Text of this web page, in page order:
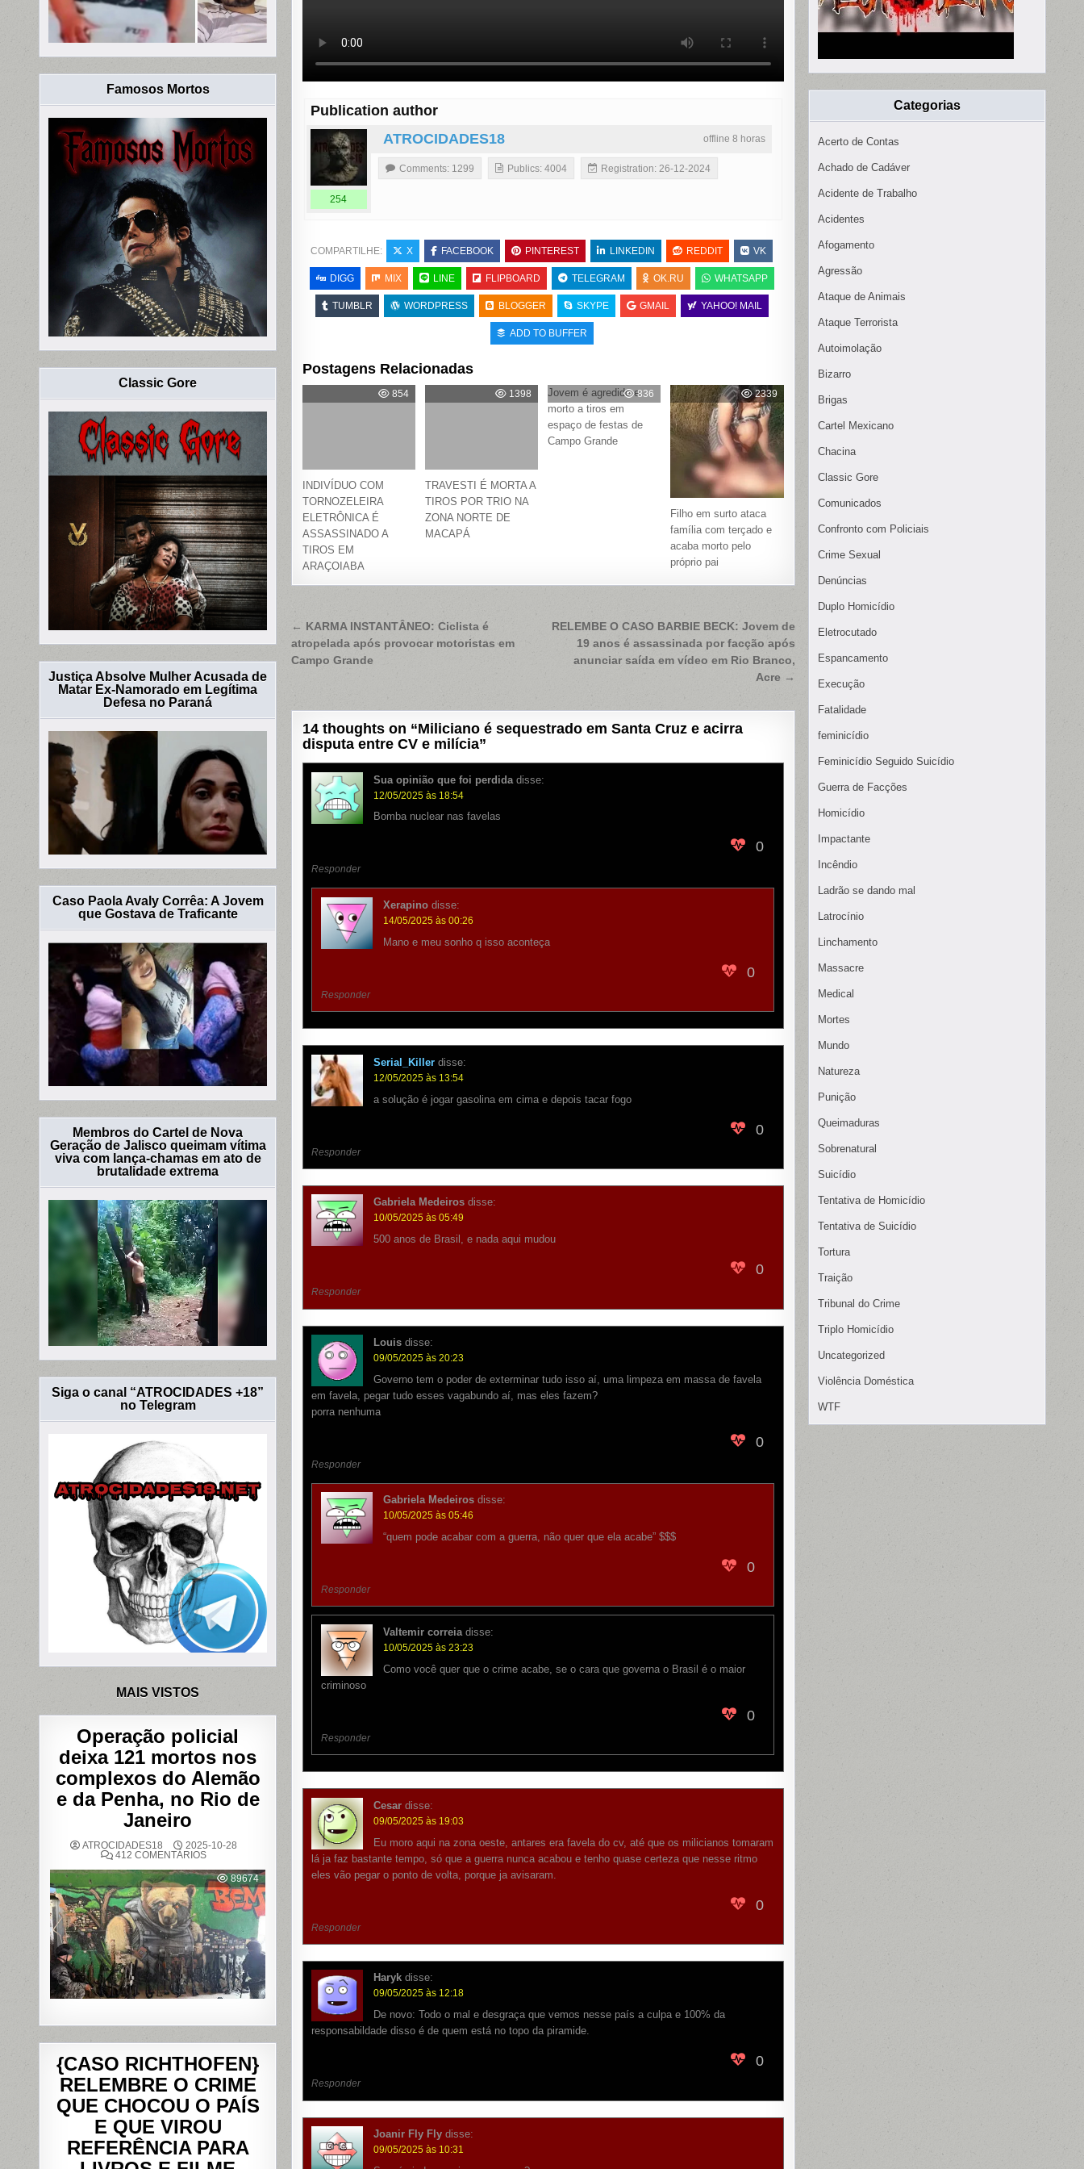
Publication author
offline 8 horas
ATROCIDADES18
254
Comments: 1299 Publics: 4004 Registration: 26-12-2024
COMPARTILHE: X FACEBOOK PINTEREST LINKEDIN REDDIT VK
DIGG MIX LINE FLIPBOARD TELEGRAM OK.RU WHATSAPP
TUMBLR WORDPRESS BLOGGER SKYPE GMAIL YAHOO! MAIL
ADD TO BUFFER
Postagens Relacionadas
854
INDIVÍDUO COM
TORNOZELEIRA
ELETRÔNICA É
ASSASSINADO A
TIROS EM
ARAÇOIABA
1398
TRAVESTI É MORTA A
TIROS POR TRIO NA
ZONA NORTE DE
MACAPÁ
836
Jovem é agredido e
morto a tiros em
espaço de festas de
Campo Grande
2339
Filho em surto ataca
família com terçado e
acaba morto pelo
próprio pai
Navegação
de
Post
RELEMBE O CASO BARBIE BECK: Jovem de
19 anos é assassinada por facção após
anunciar saída em vídeo em Rio Branco,
Acre →
← KARMA INSTANTÂNEO: Ciclista é
atropelada após provocar motoristas em
Campo Grande
14 thoughts on “Miliciano é sequestrado em Santa Cruz e acirra
disputa entre CV e milícia”
Sua opinião que foi perdida disse:
12/05/2025 às 18:54
Bomba nuclear nas favelas
0
Responder
Xerapino disse:
14/05/2025 às 00:26
Mano e meu sonho q isso aconteça
0
Responder
Serial_Killer disse:
12/05/2025 às 13:54
a solução é jogar gasolina em cima e depois tacar fogo
0
Responder
Gabriela Medeiros disse:
10/05/2025 às 05:49
500 anos de Brasil, e nada aqui mudou
0
Responder
Louis disse:
09/05/2025 às 20:23
Governo tem o poder de exterminar tudo isso aí, uma limpeza em massa de favela
em favela, pegar tudo esses vagabundo aí, mas eles fazem?
porra nenhuma
0
Responder
Gabriela Medeiros disse:
10/05/2025 às 05:46
“quem pode acabar com a guerra, não quer que ela acabe” $$$
0
Responder
Valtemir correia disse:
10/05/2025 às 23:23
Como você quer que o crime acabe, se o cara que governa o Brasil é o maior
criminoso
0
Responder
Cesar disse:
09/05/2025 às 19:03
Eu moro aqui na zona oeste, antares era favela do cv, até que os milicianos tomaram
lá ja faz bastante tempo, só que a guerra nunca acabou e tenho quase certeza que nesse ritmo
eles vão pegar o ponto de volta, porque ja avisaram.
0
Responder
Haryk disse:
09/05/2025 às 12:18
De novo: Todo o mal e desgraça que vemos nesse país a culpa e 100% da
responsabildade disso é de quem está no topo da piramide.
0
Responder
Joanir Fly Fly disse:
09/05/2025 às 10:31
Famosos Mortos
Classic Gore
Justiça Absolve Mulher Acusada de
Matar Ex-Namorado em Legítima
Defesa no Paraná
Caso Paola Avaly Corrêa: A Jovem
que Gostava de Traficante
Membros do Cartel de Nova
Geração de Jalisco queimam vítima
viva com lança-chamas em ato de
brutalidade extrema
Siga o canal “ATROCIDADES +18”
no Telegram
MAIS VISTOS
Operação policial
deixa 121 mortos nos
complexos do Alemão
e da Penha, no Rio de
Janeiro
ATROCIDADES18
2025-10-28
412 COMENTÁRIOSEM
POLICIAL
DEIXA
121
MORTOS
NOS
COMPLEXOS
DO
ALEMÃO
E
DA
PENHA,
NO
RIO
DE
89674
{CASO RICHTHOFEN}
RELEMBRE O CRIME
QUE CHOCOU O PAÍS
E QUE VIROU
REFERÊNCIA PARA
Categorias
Acerto de Contas
Achado de Cadáver
Acidente de Trabalho
Acidentes
Afogamento
Agressão
Ataque de Animais
Ataque Terrorista
Autoimolação
Bizarro
Brigas
Cartel Mexicano
Chacina
Classic Gore
Comunicados
Confronto com Policiais
Crime Sexual
Denúncias
Duplo Homicídio
Eletrocutado
Espancamento
Execução
Fatalidade
feminicídio
Feminicídio Seguido Suicídio
Guerra de Facções
Homicídio
Impactante
Incêndio
Ladrão se dando mal
Latrocínio
Linchamento
Massacre
Medical
Mortes
Mundo
Natureza
Punição
Queimaduras
Sobrenatural
Suicídio
Tentativa de Homicídio
Tentativa de Suicídio
Tortura
Traição
Tribunal do Crime
Triplo Homicídio
Uncategorized
Violência Doméstica
WTF